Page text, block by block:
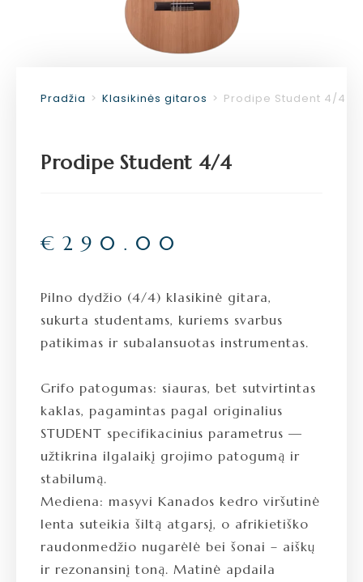
Pradžia > Klasikinės gitaros > Prodipe Student 4/4
Prodipe Student 4/4
€ 290.00
Pilno dydžio (4/4) klasikinė gitara,
sukurta studentams, kuriems svarbus
patikimas ir subalansuotas instrumentas.
Grifo patogumas: siauras, bet sutvirtintas
kaklas, pagamintas pagal originalius
STUDENT specifikacinius parametrus —
užtikrina ilgalaikį grojimo patogumą ir
stabilumą.
Mediena: masyvi Kanados kedro viršutinė
lenta suteikia šiltą atgarsį, o afrikietiško
raudonmedžio nugarėlė bei šonai – aiškų
ir rezonansinį toną. Matinė apdaila